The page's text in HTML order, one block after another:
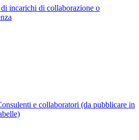
incarichi di collaborazione o
e collaboratori (da pubblicare in